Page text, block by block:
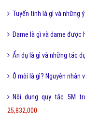
Tuyến tính là gì và những
Dame là gì và dame được
Ẩn dụ là gì và những tác
Ô môi là gì? Nguyên nhân
Nội dung quy tắc 5M
25,832,000